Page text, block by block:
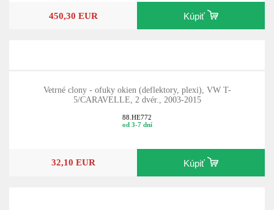
450,30 EUR Kúpiť
Vetrné clony - ofuky okien (deflektory, plexi), VW T-
5/CARAVELLE, 2 dvér., 2003-2015
88.HE772
od 3-7 dní
32,10 EUR Kúpiť